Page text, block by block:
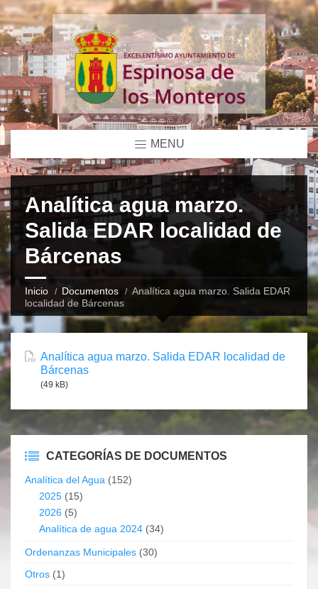
MENU
Analítica agua marzo.
Salida EDAR localidad de
Bárcenas
Inicio Documentos
Analítica agua marzo. Salida EDAR
localidad de Bárcenas
Analítica agua marzo. Salida EDAR localidad de
Bárcenas
(49 kB)
CATEGORÍAS DE DOCUMENTOS
Analítica del Agua (152)
2025 (15)
2026 (5)
Analítica de agua 2024 (34)
Ordenanzas Municipales (30)
Otros (1)